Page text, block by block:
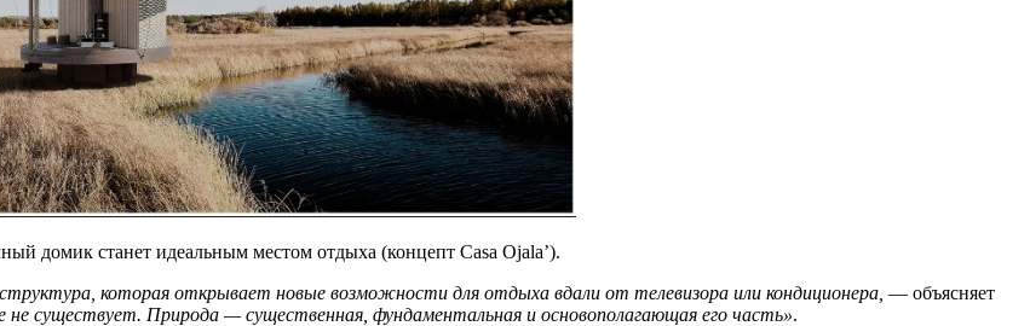
домик станет идеальным местом отдыха (концепт Casa Ojala’).
которая открывает новые возможности для отдыха вдали от телевизора или кондиционера, — объясняет
существует. Природа — существенная, фундаментальная и основополагающая его часть».